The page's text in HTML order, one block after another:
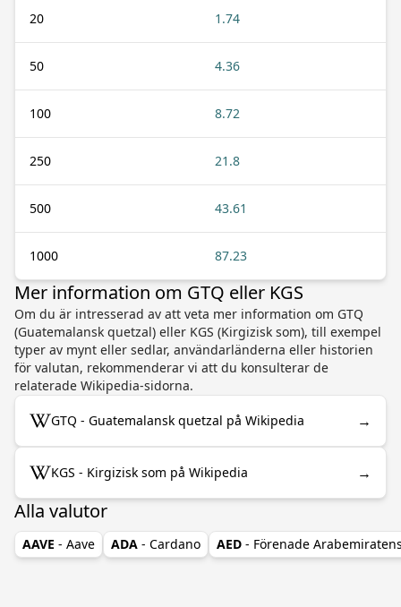
20 1.74
50 4.36
100 8.72
250 21.8
500 43.61
1000 87.23
Mer information om GTQ eller KGS
Om du är intresserad av att veta mer information om GTQ
(Guatemalansk quetzal) eller KGS (Kirgizisk som), till exempel
typer av mynt eller sedlar, användarländerna eller historien
för valutan, rekommenderar vi att du konsulterar de
relaterade Wikipedia-sidorna.
GTQ - Guatemalansk quetzal på Wikipedia →
KGS - Kirgizisk som på Wikipedia →
Alla valutor
AAVE - Aave ADA - Cardano AED - Förenade